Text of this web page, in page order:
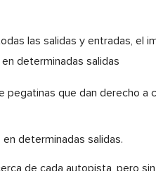
las salidas y entradas, el
determinadas salidas
pegatinas que dan derecho
determinadas salidas.
de cada autopista, pero